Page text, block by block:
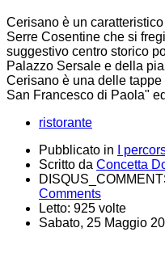
Cerisano è un
Serre Cosentine che si
suggestivo centro storico
Palazzo Sersale e della
Cerisano è una delle
San Francesco di Paola"
ristorante
Pubblicato in
I
Scritto da Concetta
Comments
Letto: 925 volte
Sabato, 25 Maggio